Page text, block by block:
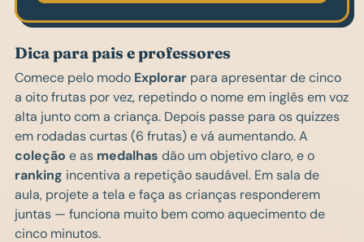
Dica para pais e professores
Comece pelo modo Explorarpara apresentar de cinco
a oito frutas por vez, repetindo o nome em inglês em voz
alta junto com a criança. Depois passe para os quizzes
em rodadas curtas (6 frutas) e vá aumentando. A
coleção e as medalhas dão um objetivo claro, e o
ranking incentiva a repetição saudável. Em sala de
aula, projete a tela e faça as crianças responderem
juntas — funciona muito bem como aquecimento de
cinco minutos.